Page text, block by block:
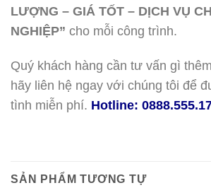
LƯỢNG – GIÁ TỐT – DỊCH VỤ
NGHIỆP” cho mỗi công trình.
Quý khách hàng cần tư vấn gì
hãy liên hệ ngay với chúng tôi để
tình miễn phí. Hotline:
SẢN PHẨM TƯƠNG TỰ